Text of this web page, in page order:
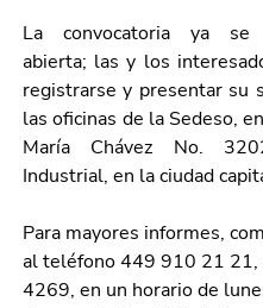
La convocatoria ya se
abierta; las y los
registrarse y presentar su
las oficinas de la Sedeso,
María Chávez No.
Industrial, en la ciudad
Para mayores informes,
al teléfono 449 910 21 21,
4269, en un horario de